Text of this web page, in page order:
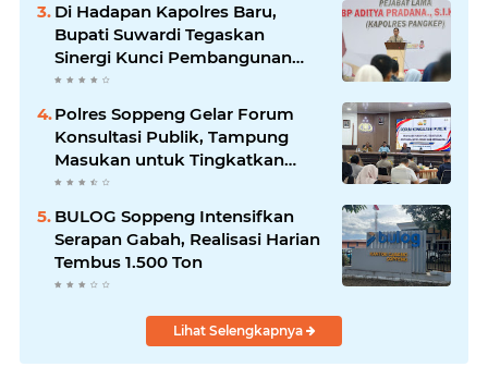
Di Hadapan Kapolres Baru,
Bupati Suwardi Tegaskan
Sinergi Kunci Pembangunan
Soppeng
Polres Soppeng Gelar Forum
Konsultasi Publik, Tampung
Masukan untuk Tingkatkan
Pelayanan
BULOG Soppeng Intensifkan
Serapan Gabah, Realisasi Harian
Tembus 1.500 Ton
Lihat Selengkapnya